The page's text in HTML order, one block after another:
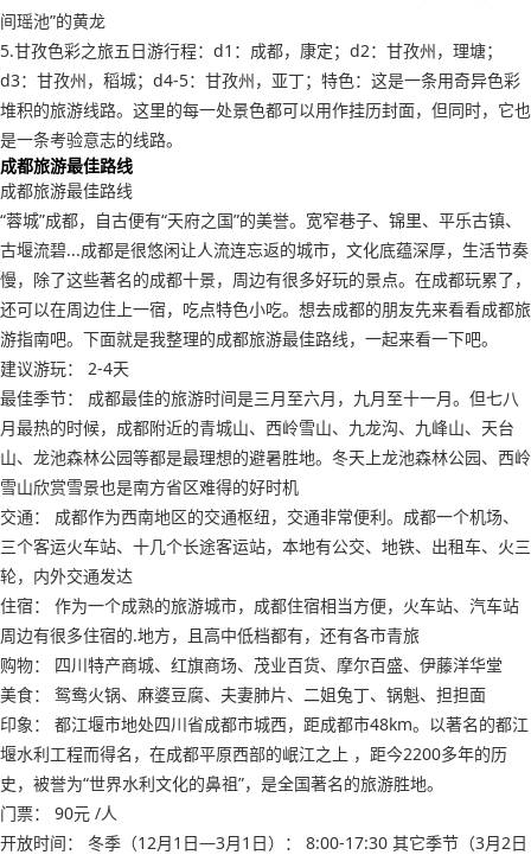
间瑶池”的黄龙
5.甘孜色彩之旅五日游行程：d1：成都，康定；d2：甘孜州，理塘；
d3：甘孜州，稻城；d4-5：甘孜州，亚丁；特色：这是一条用奇异色彩
堆积的旅游线路。这里的每一处景色都可以用作挂历封面，但同时，它也
是一条考验意志的线路。
成都旅游最佳路线
成都旅游最佳路线
“蓉城”成都，自古便有“天府之国”的美誉。宽窄巷子、锦里、平乐古镇、
古堰流碧...成都是很悠闲让人流连忘返的城市，文化底蕴深厚，生活节奏
慢，除了这些著名的成都十景，周边有很多好玩的景点。在成都玩累了，
还可以在周边住上一宿，吃点特色小吃。想去成都的朋友先来看看成都旅
游指南吧。下面就是我整理的成都旅游最佳路线，一起来看一下吧。
建议游玩： 2-4天
最佳季节： 成都最佳的旅游时间是三月至六月，九月至十一月。但七八
月最热的时候，成都附近的青城山、西岭雪山、九龙沟、九峰山、天台
山、龙池森林公园等都是最理想的避暑胜地。冬天上龙池森林公园、西岭
雪山欣赏雪景也是南方省区难得的好时机
交通： 成都作为西南地区的交通枢纽，交通非常便利。成都一个机场、
三个客运火车站、十几个长途客运站，本地有公交、地铁、出租车、火三
轮，内外交通发达
住宿： 作为一个成熟的旅游城市，成都住宿相当方便，火车站、汽车站
周边有很多住宿的.地方，且高中低档都有，还有各市青旅
购物： 四川特产商城、红旗商场、茂业百货、摩尔百盛、伊藤洋华堂
美食： 鸳鸯火锅、麻婆豆腐、夫妻肺片、二姐兔丁、锅魁、担担面
印象： 都江堰市地处四川省成都市城西，距成都市48km。以著名的都江
堰水利工程而得名，在成都平原西部的岷江之上 ，距今2200多年的历
史，被誉为“世界水利文化的鼻祖”，是全国著名的旅游胜地。
门票： 90元 /人
开放时间： 冬季（12月1日—3月1日）： 8:00-17:30 其它季节（3月2日